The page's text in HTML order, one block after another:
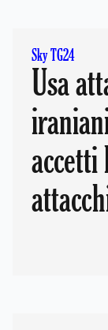
Sky TG24
Usa
accetti